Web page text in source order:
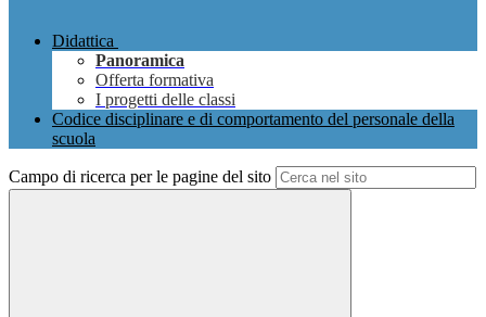
Didattica
Panoramica
Offerta formativa
I progetti delle classi
Codice disciplinare e di comportamento del personale della
scuola
Campo di ricerca per le pagine del sito